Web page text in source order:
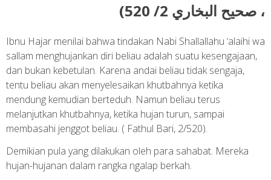
صحيح البخاري 2/ 520) ،
Ibnu Hajar menilai bahwa tindakan Nabi Shallallahu ‘alaihi wa
sallam menghujankan diri beliau adalah suatu kesengajaan,
dan bukan kebetulan. Karena andai beliau tidak sengaja,
tentu beliau akan menyelesaikan khutbahnya ketika
mendung kemudian berteduh. Namun beliau terus
melanjutkan khutbahnya, ketika hujan turun, sampai
membasahi jenggot beliau. ( Fathul Bari, 2/520).
Demikian pula yang dilakukan oleh para sahabat. Mereka
hujan-hujanan dalam rangka ngalap berkah.